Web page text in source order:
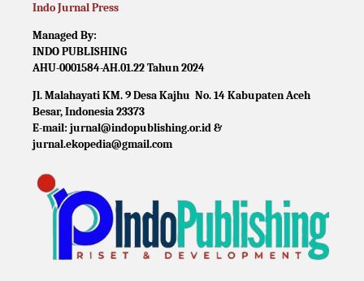
Indo Jurnal Press
Managed By:
INDO PUBLISHING
AHU-0001584-AH.01.22 Tahun 2024
Jl. Malahayati KM. 9 Desa Kajhu No. 14 Kabupaten Aceh
Besar, Indonesia 23373
E-mail: jurnal@indopublishing.or.id &
jurnal.ekopedia@gmail.com